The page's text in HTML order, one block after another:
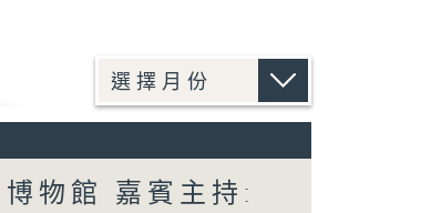
物館 嘉賓主持: